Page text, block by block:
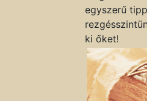
egyszerű
ki őket!